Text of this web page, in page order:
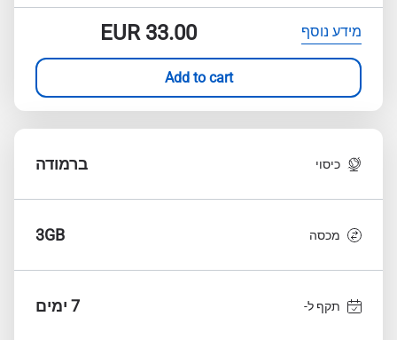
מידע נוסף EUR33.00
Add to cart
כיסוי ברמודה
מכסה 3GB
תקף ל- 7 ימים